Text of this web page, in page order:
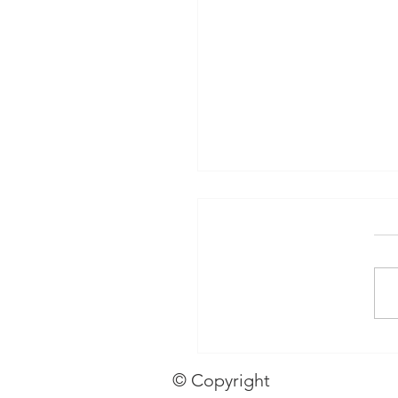
ברני
© Copyright